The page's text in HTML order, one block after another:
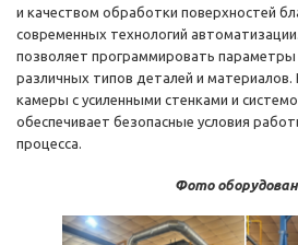
и качеством обработки поверхностей
современных технологий
позволяет программировать
различных типов деталей и материалов.
камеры с усиленными стенками и
обеспечивает безопасные условия
процесса.
Фото